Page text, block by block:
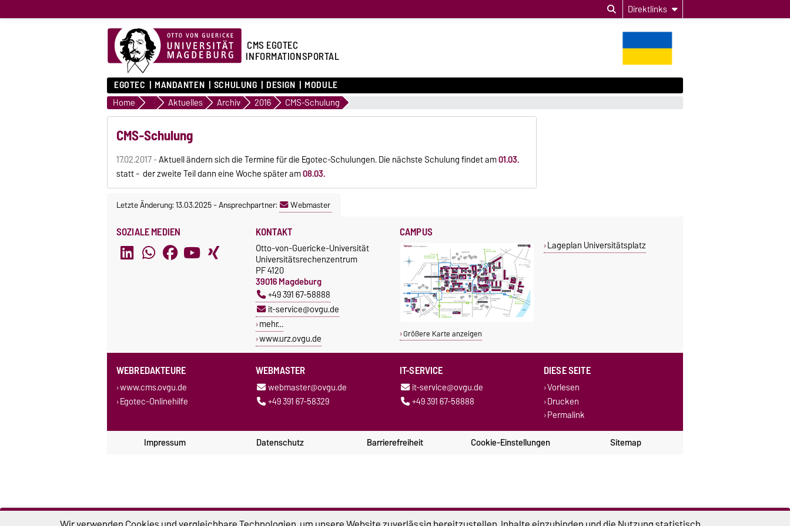
Direktlinks
CMS EGOTEC
INFORMATIONSPORTAL
EGOTEC MANDANTEN SCHULUNG DESIGN MODULE
Home homeAktuelles Archiv 2016 CMS-Schulung
CMS-Schulung
17.02.2017 -Aktuell ändern sich die Termine für die Egotec-Schulungen. Die nächste Schulung findet am01.03.
statt - der zweite Teil dann eine Woche später am08.03.
Letzte Änderung: 13.03.2025-Ansprechpartner: Webmaster
SOZIALE MEDIEN KONTAKT
Otto-von-Guericke-Universität
Universitätsrechenzentrum
PF 4120
39016 Magdeburg
+49 391 67-58888
it-service@ovgu.de
mehr…
www.urz.ovgu.de
CAMPUS
Größere Karte anzeigen
Lageplan Universitätsplatz
WEBREDAKTEURE
www.cms.ovgu.de
Egotec-Onlinehilfe
WEBMASTER
webmaster@ovgu.de
+49 391 67-58329
IT-SERVICE
it-service@ovgu.de
+49 391 67-58888
DIESE SEITE
Vorlesen
Drucken
Permalink
Impressum Datenschutz Barrierefreiheit Cookie-Einstellungen Sitemap